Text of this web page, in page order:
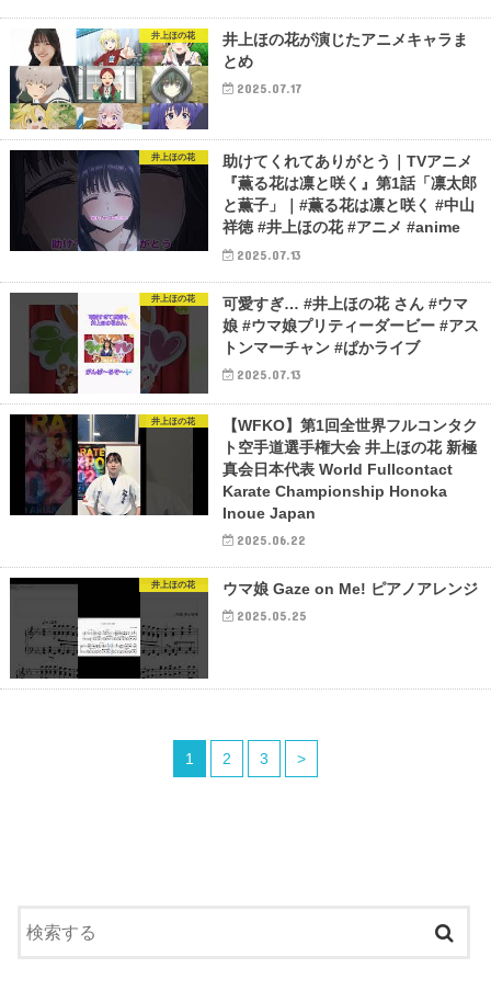
井上ほの花
井上ほの花が演じたアニメキャラま
とめ
2025.07.17
井上ほの花
助けてくれてありがとう｜TVアニメ
『薫る花は凛と咲く』第1話「凛太郎
と薫子」｜#薫る花は凛と咲く #中山
祥徳 #井上ほの花 #アニメ #anime
2025.07.13
井上ほの花
可愛すぎ… #井上ほの花 さん #ウマ
娘 #ウマ娘プリティーダービー #アス
トンマーチャン #ぱかライブ
2025.07.13
井上ほの花
【WFKO】第1回全世界フルコンタク
ト空手道選手権大会 井上ほの花 新極
真会日本代表 World Fullcontact
Karate Championship Honoka
Inoue Japan
2025.06.22
井上ほの花 ウマ娘 Gaze on Me! ピアノアレンジ
2025.05.25
1 2 3 >